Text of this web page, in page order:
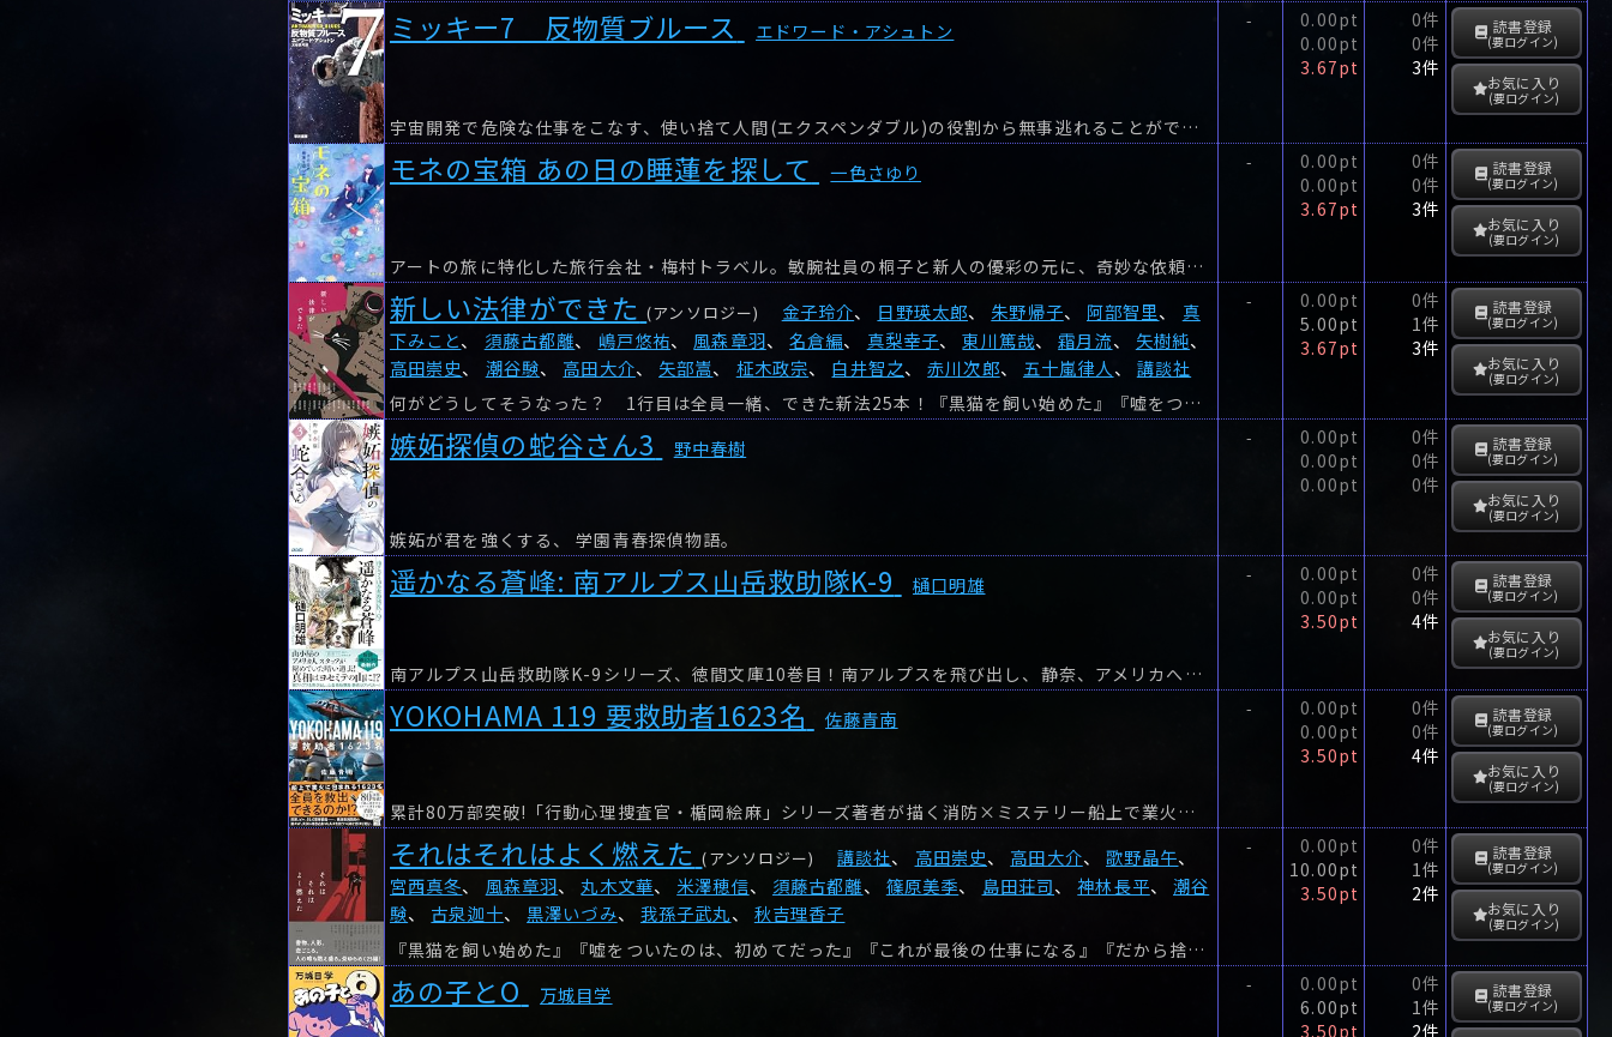
ミッキー7 反物質ブルース エドワード・アシュトン
宇宙開発で危険な仕事をこなす、使い捨て人間(エクスペンダブル)の役割から無事逃れることができたミッキーだったが、さらに新たな無茶ぶり仕事が!?
-
0.00pt
0.00pt
3.67pt
0件
0件
3件
読書登録
(要ログイン)
お気に入り
(要ログイン)
モネの宝箱 あの日の睡蓮を探して 一色さゆり
アートの旅に特化した旅行会社・梅村トラベル。敏腕社員の桐子と新人の優彩の元に、奇妙な依頼が届く。
-
0.00pt
0.00pt
3.67pt
0件
0件
3件
読書登録
(要ログイン)
お気に入り
(要ログイン)
新しい法律ができた (アンソロジー) 金子玲介、 日野瑛太郎、 朱野帰子、 阿部智里、 真
下みこと、 須藤古都離、 嶋戸悠祐、 風森章羽、名倉編、 真梨幸子、東川篤哉、霜月流、 矢樹純、
高田崇史、 潮谷験、 高田大介、 矢部嵩、 柾木政宗、 白井智之、赤川次郎、 五十嵐律人、 講談社
何がどうしてそうなった？ 1行目は全員一緒、できた新法25本！『黒猫を飼い始めた』『嘘をついたのは、初めてだった』『これが最後の仕事になる』『だから捨ててと言ったのに』に続く、会員...
-
0.00pt
5.00pt
3.67pt
0件
1件
3件
読書登録
(要ログイン)
お気に入り
(要ログイン)
嫉妬探偵の蛇谷さん3 野中春樹
嫉妬が君を強くする、 学園青春探偵物語。
-
0.00pt
0.00pt
0.00pt
0件
0件
0件
読書登録
(要ログイン)
お気に入り
(要ログイン)
遥かなる蒼峰: 南アルプス山岳救助隊K-9 樋口明雄
南アルプス山岳救助隊K-9シリーズ、徳間文庫10巻目！南アルプスを飛び出し、静奈、アメリカへ！山小屋のアメリカ人スタッフが秘めた暗い過去とは？好評山岳ミステリー最新作！いつも陽...
-
0.00pt
0.00pt
3.50pt
0件
0件
4件
読書登録
(要ログイン)
お気に入り
(要ログイン)
YOKOHAMA 119 要救助者1623名 佐藤青南
累計80万部突破!「行動心理捜査官・楯岡絵麻」シリーズ著者が描く消防×ミステリー船上で業火に包まれる1623名、全員を救出できるのか!?横浜市消防局港消防署の女性消防士、高柳蘭。
-
0.00pt
0.00pt
3.50pt
0件
0件
4件
読書登録
(要ログイン)
お気に入り
(要ログイン)
それはそれはよく燃えた (アンソロジー) 講談社、 高田崇史、 高田大介、 歌野晶午、
宮西真冬、 風森章羽、丸木文華、 米澤穂信、 須藤古都離、 篠原美季、 島田荘司、神林長平、 潮谷
験、 古泉迦十、黒澤いづみ、 我孫子武丸、 秋吉理香子
『黒猫を飼い始めた』『嘘をついたのは、初めてだった』『これが最後の仕事になる』『だから捨ててと言ったのに』『新しい法律ができた』に続く、会員制読書倶楽部：Mephisto Readers Club（M...
-
0.00pt
10.00pt
3.50pt
0件
1件
2件
読書登録
(要ログイン)
お気に入り
(要ログイン)
あの子とO 万城目学 -
0.00pt
6.00pt
3.50pt
0件
1件
2件
読書登録
(要ログイン)